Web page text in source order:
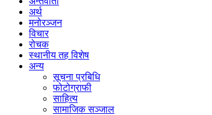
अर्थ
मनोरञ्जन
विचार
रोचक
स्थानीय तह विशेष
अन्य
सूचना प्रबिधि
फोटोग्राफी
साहित्य
सामाजिक सञ्जाल